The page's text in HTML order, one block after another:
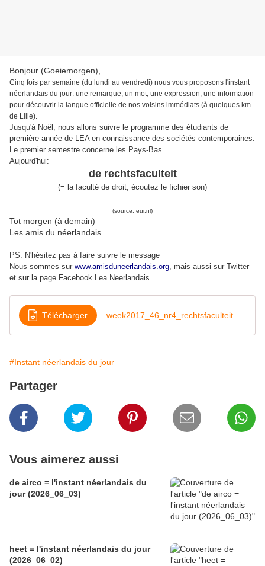
Bonjour (Goeiemorgen),
Cinq fois par semaine (du lundi au vendredi) nous vous proposons l'instant
néerlandais du jour: une remarque, un mot, une expression, une information
pour découvrir la langue officielle de nos voisins immédiats (à quelques km
de Lille).
Jusqu'à Noël, nous allons suivre le programme des étudiants de
première année de LEA en connaissance des sociétés contemporaines.
Le premier semestre concerne les Pays-Bas.
Aujourd'hui:
de rechtsfaculteit
(= la faculté de droit; écoutez le fichier son)
(source: eur.nl)
Tot morgen (à demain)
Les amis du néerlandais
PS: N'hésitez pas à faire suivre le message
Nous sommes sur www.amisduneerlandais.org, mais aussi sur Twitter
et sur la page Facebook Lea Neerlandais
Télécharger week2017_46_nr4_rechtsfaculteit
#Instant néerlandais du jour
Partager
Vous aimerez aussi
de airco = l'instant néerlandais du
jour (2026_06_03)
heet = l'instant néerlandais du jour
(2026_06_02)